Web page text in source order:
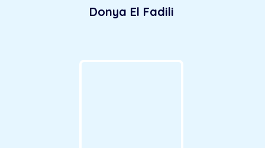
Donya El Fadili